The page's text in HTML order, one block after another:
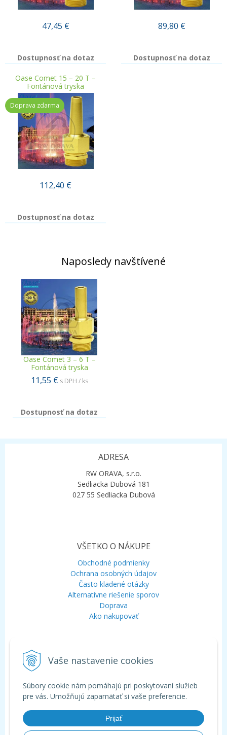
Vaše nastavenie cookies
Súbory cookie nám pomáhajú pri poskytovaní služieb
pre vás. Umožňujú zapamätať si vaše preferencie.
Prijať
47,45 €
Dostupnosť na dotaz
89,80 €
Dostupnosť na dotaz
Oase Comet 15 – 20 T –
Fontánová tryska
Doprava zdarma
112,40 €
Dostupnosť na dotaz
Naposledy navštívené
Oase Comet 3 – 6 T –
Fontánová tryska
11,55 € s DPH / ks
Dostupnosť na dotaz
ADRESA
RW ORAVA, s.r.o.
Sedliacka Dubová 181
027 55 Sedliacka Dubová
VŠETKO O NÁKUPE
Obchodné podmienky
Ochrana osobných údajov
Často kladené otázky
Alternatívne riešenie sporov
Doprava
Ako nakupovať
Mobil:+421 948 120 323
Chat:WhatsApp
Chat:Viber